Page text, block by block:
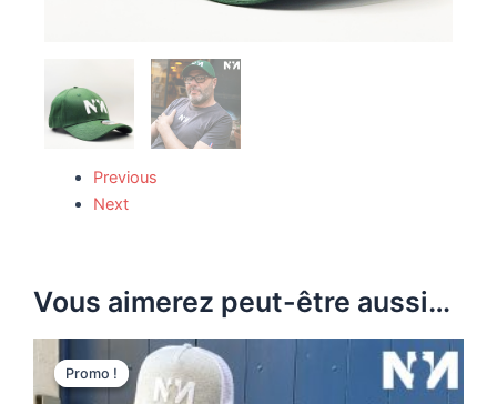
Previous
Next
Vous aimerez peut-être aussi…
Promo !
Promo !
prix
initial
Le
prix
actuel
Ce
produit